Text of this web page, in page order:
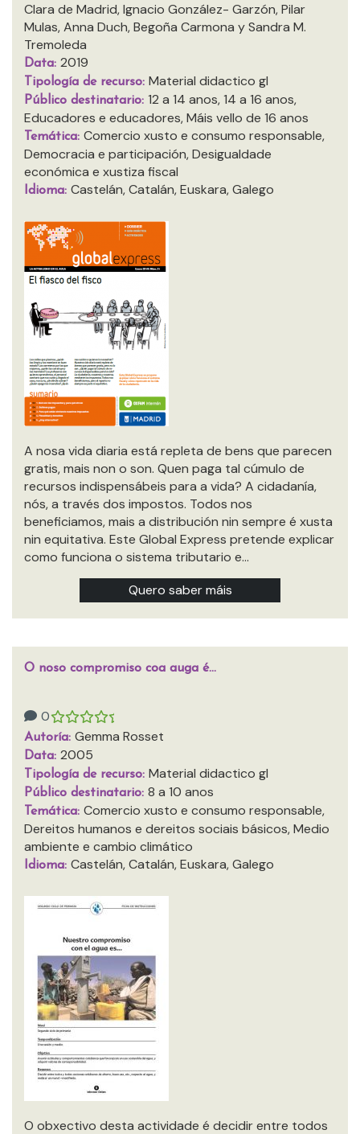
Clara de Madrid, Ignacio González- Garzón, Pilar
Mulas, Anna Duch, Begoña Carmona y Sandra M.
Tremoleda
Data: 2019
Tipología de recurso: Material didactico gl
Público destinatario: 12 a 14 anos, 14 a 16 anos,
Educadores e educadores, Máis vello de 16 anos
Temática: Comercio xusto e consumo responsable,
Democracia e participación, Desigualdade
económica e xustiza fiscal
Idioma: Castelán, Catalán, Euskara, Galego
A nosa vida diaria está repleta de bens que parecen
gratis, mais non o son. Quen paga tal cúmulo de
recursos indispensábeis para a vida? A cidadanía,
nós, a través dos impostos. Todos nos
beneficiamos, mais a distribución nin sempre é xusta
nin equitativa. Este Global Express pretende explicar
como funciona o sistema tributario e…
Quero saber máis
O noso compromiso coa auga é…
0
Autoría: Gemma Rosset
Data: 2005
Tipología de recurso: Material didactico gl
Público destinatario: 8 a 10 anos
Temática: Comercio xusto e consumo responsable,
Dereitos humanos e dereitos sociais básicos, Medio
ambiente e cambio climático
Idioma: Castelán, Catalán, Euskara, Galego
O obxectivo desta actividade é decidir entre todos